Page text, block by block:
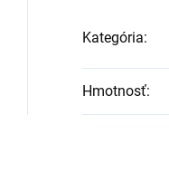
Kategória:
Hmotnosť: